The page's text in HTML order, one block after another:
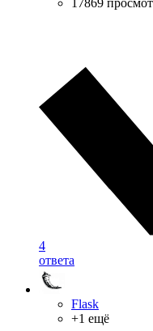
4
ответа
Flask
+1 ещё